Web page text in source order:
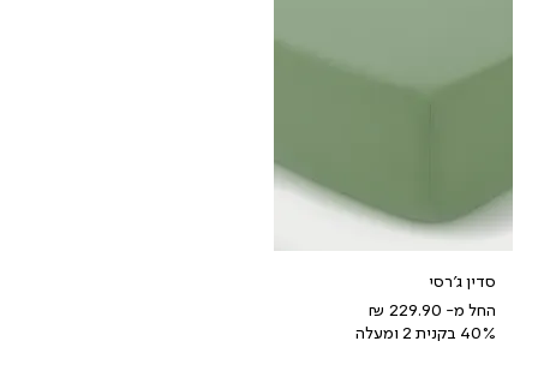
סדין ג'רסי
החל מ-
מחיר מבצע
40% בקנית 2 ומעלה